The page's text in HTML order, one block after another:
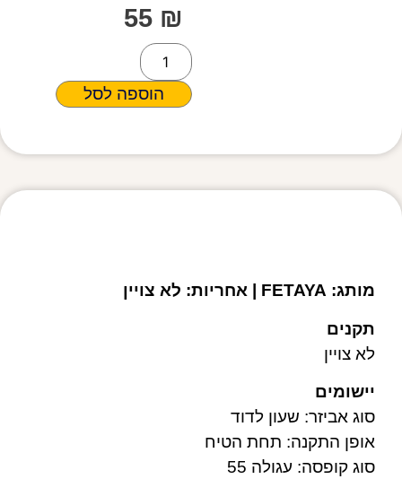
55 ₪
הוספה לסל
מותג: FETAYA | אחריות: לא צויין
תקנים
לא צויין
יישומים
סוג אביזר: שעון לדוד
אופן התקנה: תחת הטיח
סוג קופסה: עגולה 55